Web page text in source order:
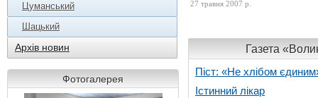
Цуманський
Шацький
Архів новин
Фотогалерея
27 травня 2007 р.
Газета
Піст: «Не хлібом
Істинний лікар